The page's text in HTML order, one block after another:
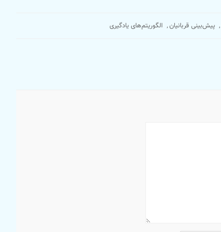
, پیش‌بینی قربانیان, الگوریتم‌های یادگیری